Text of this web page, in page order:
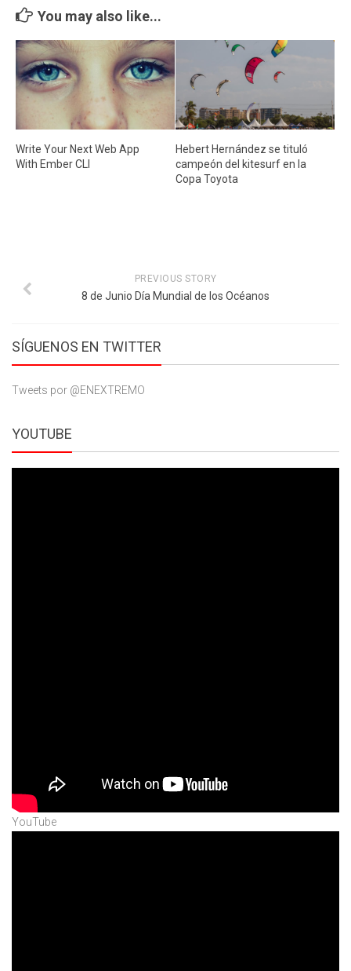
Cambio Climático
Contacto
You may also like...
Write Your Next Web App
With Ember CLI
Hebert Hernández se tituló
campeón del kitesurf en la
Copa Toyota
PREVIOUS STORY
8 de Junio Día Mundial de los Océanos
SÍGUENOS EN TWITTER
Tweets por @ENEXTREMO
YOUTUBE
YouTube